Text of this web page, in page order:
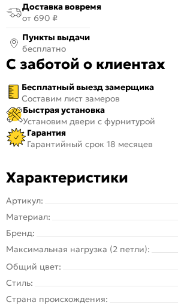
Доставка вовремя
от 690 ₽
Пункты выдачи
бесплатно
С заботой о клиентах
Бесплатный выезд замерщика
Составим лист замеров
Быстрая установка
Установим двери с фурнитурой
Гарантия
Гарантийный срок 18 месяцев
Характеристики
Артикул:
Материал:
Бренд:
Максимальная нагрузка (2 петли):
Общий цвет:
Стиль:
Страна происхождения: